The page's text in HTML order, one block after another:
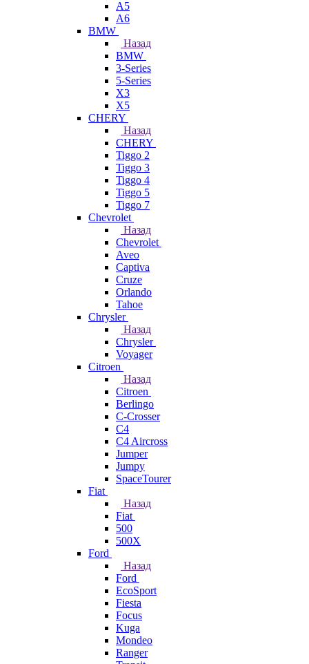
A5
A6
BMW
Назад
BMW
3-Series
5-Series
X3
X5
CHERY
Назад
CHERY
Tiggo 2
Tiggo 3
Tiggo 4
Tiggo 5
Tiggo 7
Chevrolet
Назад
Chevrolet
Aveo
Captiva
Cruze
Orlando
Tahoe
Chrysler
Назад
Chrysler
Voyager
Citroen
Назад
Citroen
Berlingo
C-Crosser
C4
C4 Aircross
Jumper
Jumpy
SpaceTourer
Fiat
Назад
Fiat
500
500X
Ford
Назад
Ford
EcoSport
Fiesta
Focus
Kuga
Mondeo
Ranger